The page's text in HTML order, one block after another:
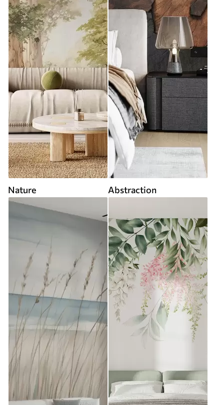
Nature Abstraction